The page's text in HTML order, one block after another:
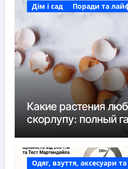
Дім і сад Поради та
Какие растения
скорлупу: полный
Одяг, взуття, аксесуари